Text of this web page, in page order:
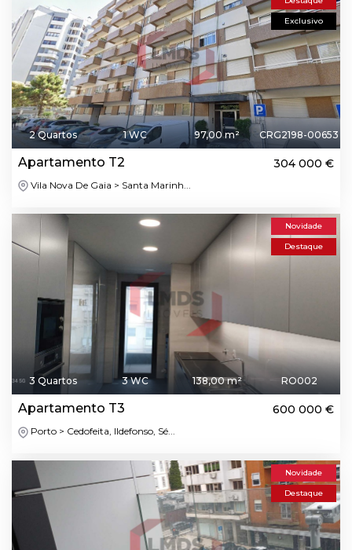
Exclusivo
2 Quartos 1 WC 97,00 m² CRG2198-00653
Apartamento T2 304 000 €
Vila Nova De Gaia > Santa Marinh...
Novidade
Destaque
3 Quartos 3 WC 138,00 m² RO002
Apartamento T3 600 000 €
Porto > Cedofeita, Ildefonso, Sé...
Novidade
Destaque